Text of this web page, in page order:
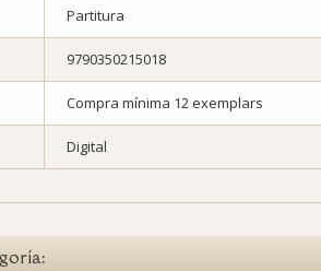
Partitura
9790350215018
Compra mínima 12 exemplars
Digital